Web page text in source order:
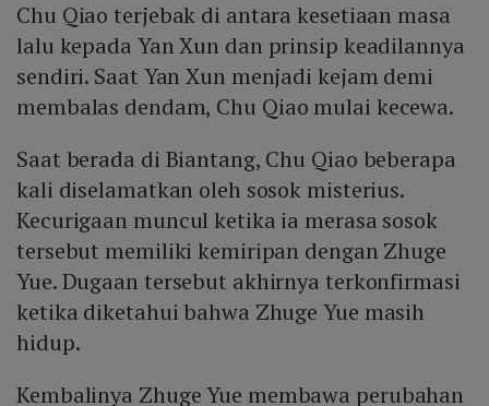
Chu Qiao terjebak di antara kesetiaan masa
lalu kepada Yan Xun dan prinsip keadilannya
sendiri. Saat Yan Xun menjadi kejam demi
membalas dendam, Chu Qiao mulai kecewa.
Saat berada di Biantang, Chu Qiao beberapa
kali diselamatkan oleh sosok misterius.
Kecurigaan muncul ketika ia merasa sosok
tersebut memiliki kemiripan dengan Zhuge
Yue. Dugaan tersebut akhirnya terkonfirmasi
ketika diketahui bahwa Zhuge Yue masih
hidup.
Kembalinya Zhuge Yue membawa perubahan